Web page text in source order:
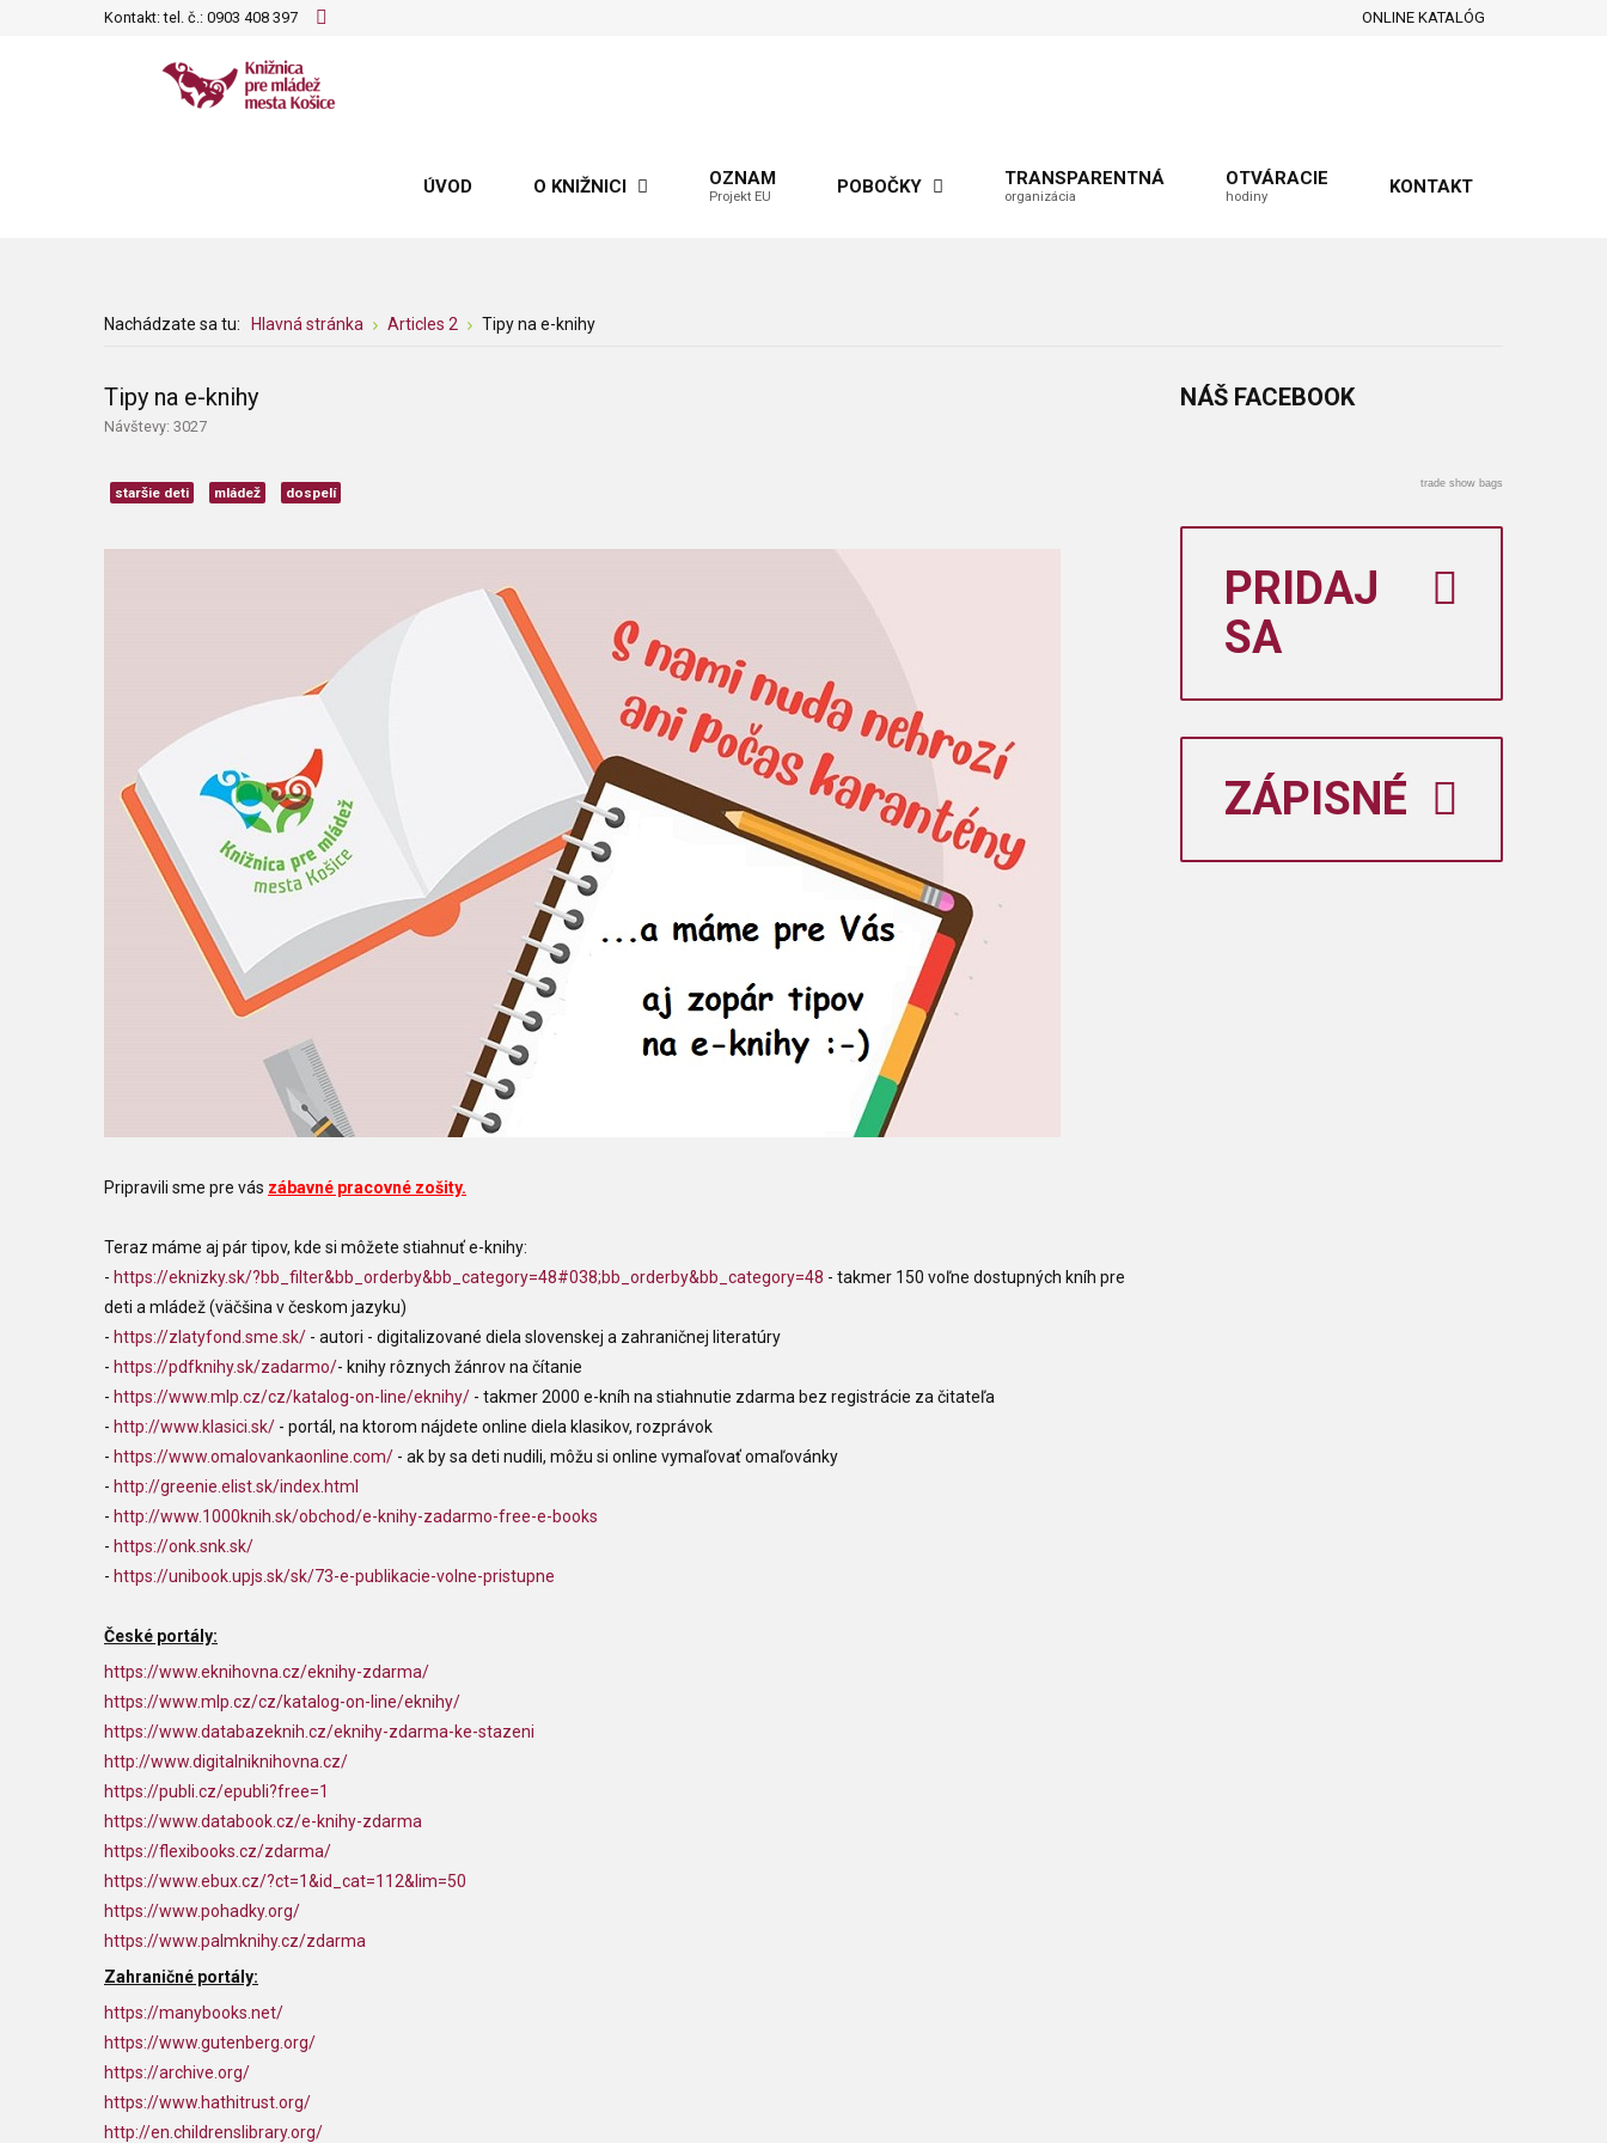
Kontakt: tel. č.: 0903 408 397 ONLINE KATALÓG
ÚVOD O KNIŽNICI OZNAM
Projekt EU POBOČKY TRANSPARENTNÁ
organizácia
OTVÁRACIE
hodiny KONTAKT
Nachádzate sa tu: Hlavná stránka Articles 2 Tipy na e-knihy
Tipy na e-knihy
Návštevy: 3027
staršie deti mládež dospelí
Pripravili sme pre vás zábavné pracovné zošity.
Teraz máme aj pár tipov, kde si môžete stiahnuť e-knihy:
- https://eknizky.sk/?bb_filter&bb_orderby&bb_category=48#038;bb_orderby&bb_category=48 - takmer 150 voľne dostupných kníh pre
deti a mládež (väčšina v českom jazyku)
- https://zlatyfond.sme.sk/ - autori - digitalizované diela slovenskej a zahraničnej literatúry
- https://pdfknihy.sk/zadarmo/- knihy rôznych žánrov na čítanie
- https://www.mlp.cz/cz/katalog-on-line/eknihy/ - takmer 2000 e-kníh na stiahnutie zdarma bez registrácie za čitateľa
- http://www.klasici.sk/ - portál, na ktorom nájdete online diela klasikov, rozprávok
- https://www.omalovankaonline.com/ - ak by sa deti nudili, môžu si online vymaľovať omaľovánky
- http://greenie.elist.sk/index.html
- http://www.1000knih.sk/obchod/e-knihy-zadarmo-free-e-books
- https://onk.snk.sk/
- https://unibook.upjs.sk/sk/73-e-publikacie-volne-pristupne
České portály:
https://www.eknihovna.cz/eknihy-zdarma/
https://www.mlp.cz/cz/katalog-on-line/eknihy/
https://www.databazeknih.cz/eknihy-zdarma-ke-stazeni
http://www.digitalniknihovna.cz/
https://publi.cz/epubli?free=1
https://www.databook.cz/e-knihy-zdarma
https://flexibooks.cz/zdarma/
https://www.ebux.cz/?ct=1&id_cat=112&lim=50
https://www.pohadky.org/
https://www.palmknihy.cz/zdarma
Zahraničné portály:
https://manybooks.net/
https://www.gutenberg.org/
https://archive.org/
https://www.hathitrust.org/
http://en.childrenslibrary.org/
NÁŠ FACEBOOK
trade show bags
PRIDAJ
SA
ZÁPISNÉ